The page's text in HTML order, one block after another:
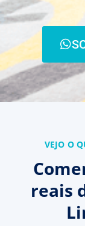
VEJO O
reais